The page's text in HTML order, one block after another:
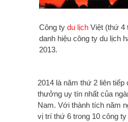
Công ty du lịch Việt (thứ 4
danh hiệu công ty du lịch
2013.
2014 là năm thứ 2 liên tiếp
thưởng uy tín nhất của
Nam. Với thành tích năm
vị trí thứ 6 trong 10 công